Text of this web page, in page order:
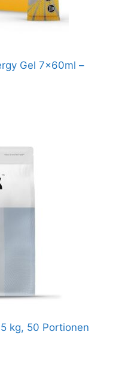
Gel 7x60ml –
kg, 50 Portionen